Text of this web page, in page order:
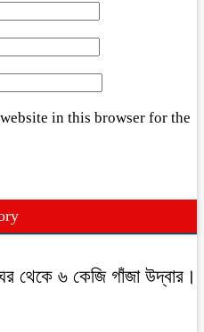
in this browser for the
থেকে ৬ কেজি গাঁজা উদ্বার।